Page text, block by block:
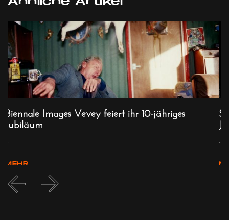
Biennale Images Vevey feiert ihr 10-jähriges
Jubiläum
...
MEHR
...